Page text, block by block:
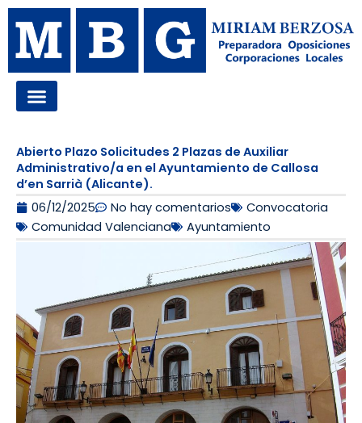
contenido
Abierto Plazo Solicitudes 2 Plazas de Auxiliar
Administrativo/a en el Ayuntamiento de Callosa
d’en Sarrià (Alicante).
06/12/2025
No hay comentarios
Convocatoria
Comunidad Valenciana
Ayuntamiento